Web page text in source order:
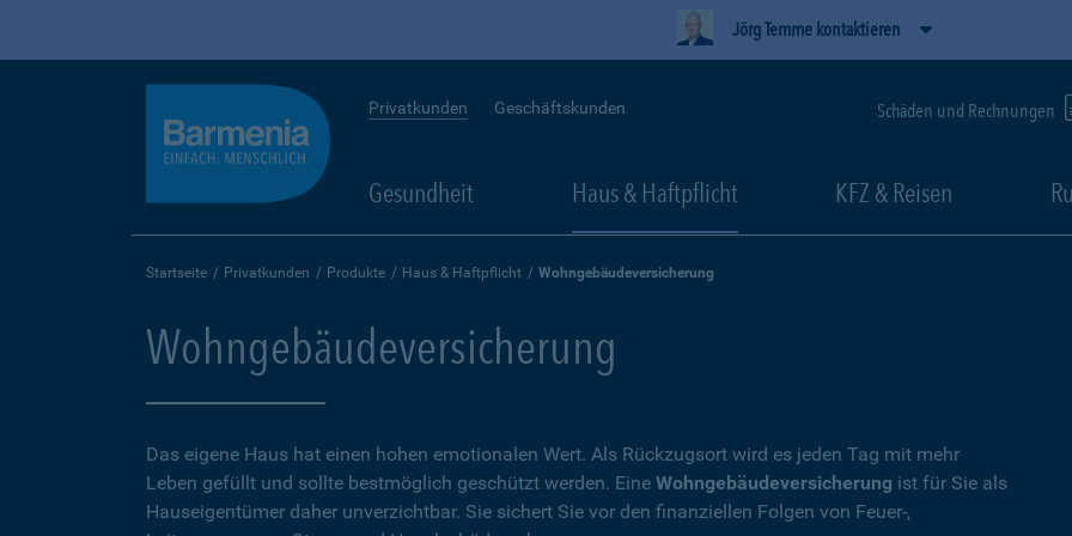
Jörg Temme kontaktieren
Privatkunden Geschäftskunden Schäden und Rechnungen
Gesundheit Haus & Haftpflicht KFZ & Reisen
Startseite Privatkunden Produkte Haus & Haftpflicht Wohngebäudeversicherung
Wohngebäudeversicherung
Das eigene Haus hat einen hohen emotionalen Wert. Als Rückzugsort wird es jeden Tag mit mehr
Leben gefüllt und sollte bestmöglich geschützt werden. Eine Wohngebäudeversicherung ist für Sie als
Hauseigentümer daher unverzichtbar. Sie sichert Sie vor den finanziellen Folgen von Feuer-,